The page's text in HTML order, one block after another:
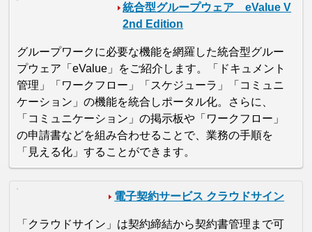
統合型グループウェア eValue V
2nd Edition
グループワークに必要な機能を網羅した統合型グルー
プウェア「eValue」をご紹介します。「ドキュメント
管理」「ワークフロー」「スケジューラ」「コミュニ
ケーション」の機能を統合しポータル化。さらに、
「コミュニケーション」の掲示板や「ワークフロー」
の申請書などを組み合わせることで、業務の手順を
「見える化」することができます。
電子契約サービス クラウドサイン
「クラウドサイン」は契約締結から契約書管理まで可